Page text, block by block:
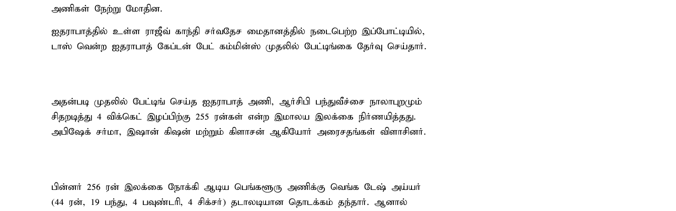
அணிகள் நேற்று மோதின.
ஐதராபாத்தில் உள்ள ராஜீவ் காந்தி சர்வதேச மைதானத்தில் நடைபெற்ற இப்போட்டியில்,
டாஸ் வென்ற ஐதராபாத் கேப்டன் பேட் கம்மின்ஸ் முதலில் பேட்டிங்கை தேர்வு செய்தார்.
அதன்படி முதலில் பேட்டிங் செய்த ஐதராபாத் அணி, ஆர்சிபி பந்துவீச்சை நாலாபுறமும்
சிதறடித்து 4 விக்கெட் இழப்பிற்கு 255 ரன்கள் என்ற இமாலய இலக்கை நிர்ணயித்தது.
அபிஷேக் சர்மா, இஷான் கிஷன் மற்றும் கிளாசன் ஆகியோர் அரைசதங்கள் விளாசினர்.
பின்னர் 256 ரன் இலக்கை நோக்கி ஆடிய பெங்களூரு அணிக்கு வெங்க டேஷ் அய்யர்
(44 ரன், 19 பந்து, 4 பவுண்டரி, 4 சிக்சர்) தடாலடியான தொடக்கம் தந்தார். ஆனால்